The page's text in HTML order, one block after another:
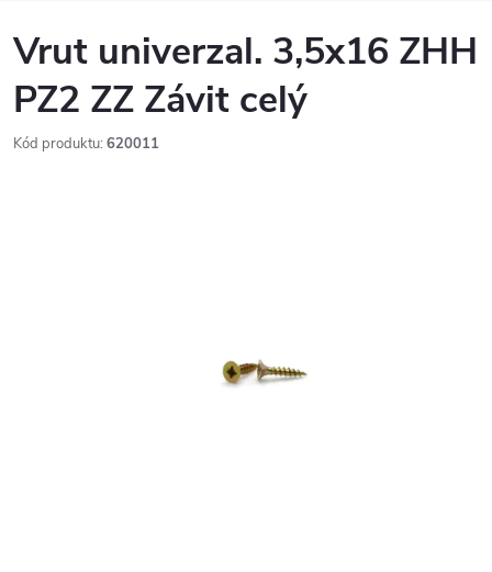
Vrut univerzal. 3,5x16 ZHH
PZ2 ZZ Závit celý
Kód produktu: 620011